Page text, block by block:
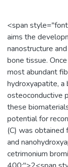
<span
aims the
nanostructure
bone tissue.
most abundant
hydroxyapatite, a
osteoconductive
these
potential for
(C) was obtained
and
cetrimonium